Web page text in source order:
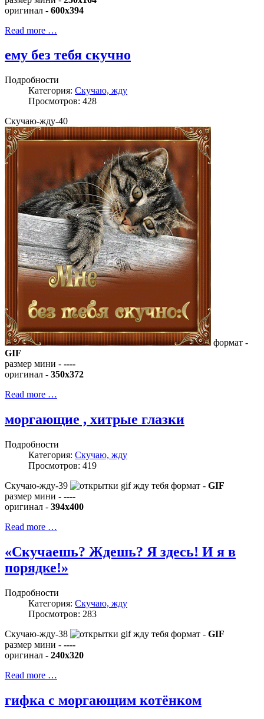
оригинал - 600x394
Read more …
ему без тебя скучно
Подробности
Категория: Скучаю, жду
Просмотров: 428
Скучаю-жду-40
формат -
GIF
размер мини - ----
оригинал - 350x372
Read more …
моргающие , хитрые глазки
Подробности
Категория: Скучаю, жду
Просмотров: 419
Скучаю-жду-39
формат - GIF
размер мини - ----
оригинал - 394x400
Read more …
«Скучаешь? Ждешь? Я здесь! И я в
порядке!»
Подробности
Категория: Скучаю, жду
Просмотров: 283
Скучаю-жду-38
формат - GIF
размер мини - ----
оригинал - 240x320
Read more …
гифка с моргающим котёнком